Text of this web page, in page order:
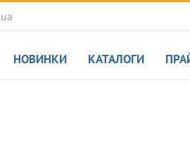
НОВИНКИ КАТАЛОГИ